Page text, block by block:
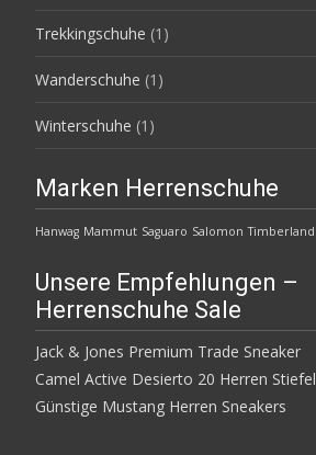
Trekkingschuhe (1)
Wanderschuhe (1)
Winterschuhe (1)
Marken Herrenschuhe
Hanwag Mammut Saguaro Salomon Timberland
Unsere Empfehlungen –
Herrenschuhe Sale
Jack & Jones Premium Trade Sneaker
Camel Active Desierto 20 Herren Stiefel
Günstige Mustang Herren Sneakers